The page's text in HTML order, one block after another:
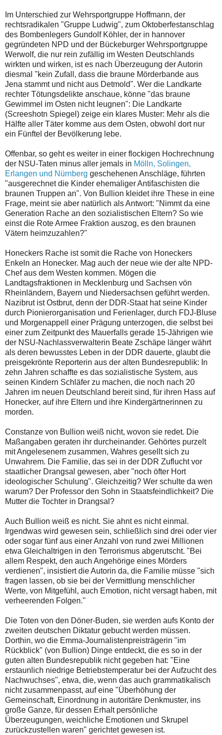
Im Unterschied zur Wehrsportgruppe Hoffmann, der
rechtsradikalen "Gruppe Ludwig", zum Oktoberfestanschlag
des Bombenlegers Gundolf Köhler, der in hannover
gegründeten NPD und der Bückeburger Wehrsportgruppe
Werwolf, die nur rein zufällig im Westen Deutschlands
wirkten und wirken, ist es nach Überzeugung der Autorin
diesmal "kein Zufall, dass die braune Mörderbande aus
Jena stammt und nicht aus Detmold". Wer die Landkarte
rechter Tötungsdelikte anschaue, könne "das braune
Gewimmel im Osten nicht leugnen": Die Landkarte
(Screeshotn Spiegel) zeige ein klares Muster: Mehr als die
Hälfte aller Täter komme aus dem Osten, obwohl dort nur
ein Fünftel der Bevölkerung lebe.
Offenbar, so geht es weiter in einer flockigen Hochrechnung
der NSU-Taten minus aller jemals in Mölln, Solingen,
Erlangen und Nürnberg geschehenen Anschläge, führten
"ausgerechnet die Kinder ehemaliger Antifaschisten die
braunen Truppen an". Von Bullion kleidet ihre These in eine
Frage, meint sie aber natürlich als Antwort: "Nimmt da eine
Generation Rache an den sozialistischen Eltern? So wie
einst die Rote Armee Fraktion auszog, es den braunen
Vätern heimzuzahlen?"
Honeckers Rache ist somit die Rache von Honeckers
Enkeln an Honecker. Mag auch der neue wie der alte NPD-
Chef aus dem Westen kommen. Mögen die
Landtagsfraktionen in Mecklenburg und Sachsen vön
Rheinländern, Bayern und Niedersachsen geführt werden.
Nazibrut ist Ostbrut, denn der DDR-Staat hat seine Kinder
durch Pionierorganisation und Ferienlager, durch FDJ-Bluse
und Morgenappell einer Prägung unterzogen, die selbst bei
einer zum Zeitpunkt des Mauerfalls gerade 15-Jährigen wie
der NSU-Nachlassverwalterin Beate Zschäpe länger währt
als deren bewusstes Leben in der DDR dauerte, glaubt die
preisgekrönte Reporterin aus der alten Bundesrepublik: In
zehn Jahren schaffte es das sozialistische System, aus
seinen Kindern Schläfer zu machen, die noch nach 20
Jahren im neuen Deutschland bereit sind, für ihren Hass auf
Honecker, auf ihre Eltern und ihre Kindergärtnerinnen zu
morden.
Constanze von Bullion weiß nicht, wovon sie redet. Die
Maßangaben geraten ihr durcheinander. Gehörtes purzelt
mit Angelesenem zusammen, Wahres gesellt sich zu
Unwahrem. Die Familie, das sei in der DDR Zuflucht vor
staatlicher Drangsal gewesen, aber "noch öfter Hort
ideologischer Schulung". Gleichzeitig? Wer schulte da wen
warum? Der Professor den Sohn in Staatsfeindlichkeit? Die
Mutter die Tochter in Drangsal?
Auch Bullion weiß es nicht. Sie ahnt es nicht einmal.
Irgendwas wird gewesen sein, schließlich sind drei oder vier
oder sogar fünf aus einer Anzahl von rund zwei Millionen
etwa Gleichaltrigen in den Terrorismus abgerutscht. "Bei
allem Respekt, den auch Angehörige eines Mörders
verdienen", insistiert die Autorin da, die Familie müsse "sich
fragen lassen, ob sie bei der Vermittlung menschlicher
Werte, von Mitgefühl, auch Emotion, nicht versagt haben, mit
verheerenden Folgen."
Die Toten von den Döner-Buden, sie werden aufs Konto der
zweiten deutschen Diktatur gebucht werden müssen.
Dorthin, wo die Emma-Journalistenpreisträgerin "im
Rückblick" (von Bullion) Dinge entdeckt, die es so in der
guten alten Bundesrepublik nicht gegeben hat: "Eine
erstaunlich niedrige Betriebstemperatur bei der Aufzucht des
Nachwuchses", etwa, die, wenn das auch grammatikalisch
nicht zusammenpasst, auf eine "Überhöhung der
Gemeinschaft, Einordnung in autoritäre Denkmuster, ins
große Ganze, für dessen Erhalt persönliche
Überzeugungen, weichliche Emotionen und Skrupel
zurückzustellen waren" gerichtet gewesen ist.